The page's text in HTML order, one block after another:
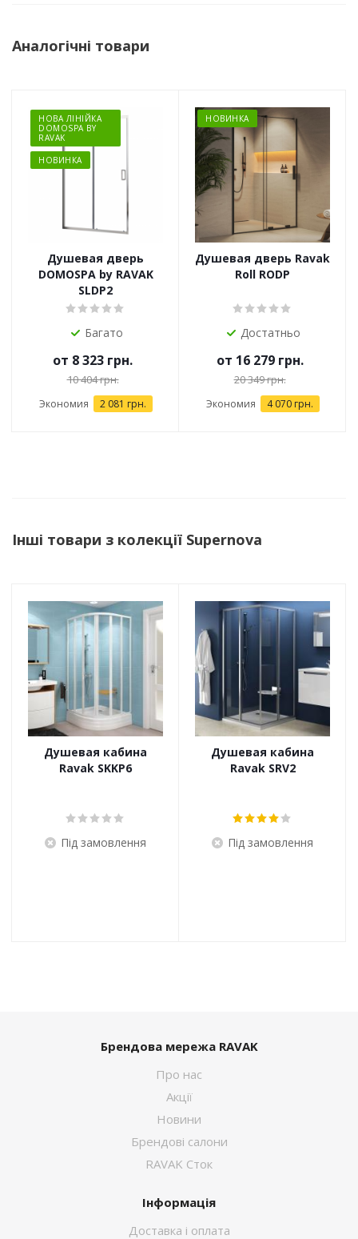
Аналогічні товари
НОВА ЛІНІЙКА
DOMOSPA BY
RAVAK
НОВИНКА
Душевая дверь
DOMOSPA by RAVAK
SLDP2
Багато
от 8 323 грн.
10 404 грн.
Экономия 2 081 грн.
НОВИНКА
Душевая дверь Ravak
Roll RODP
Достатньо
от 16 279 грн.
20 349 грн.
Экономия 4 070 грн.
Інші товари з колекції Supernova
Душевая кабина
Ravak SKKP6
Під замовлення
Душевая кабина
Ravak SRV2
Під замовлення
Брендова мережа RAVAK
Про нас
Акції
Новини
Брендові салони
RAVAK Сток
Інформація
Доставка і оплата